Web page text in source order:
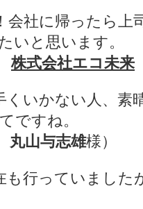
会社に帰ったら上
いと思います。
株式会社エコ未来
いかない人、素
ですね。
丸山与志雄様）
も行っていました